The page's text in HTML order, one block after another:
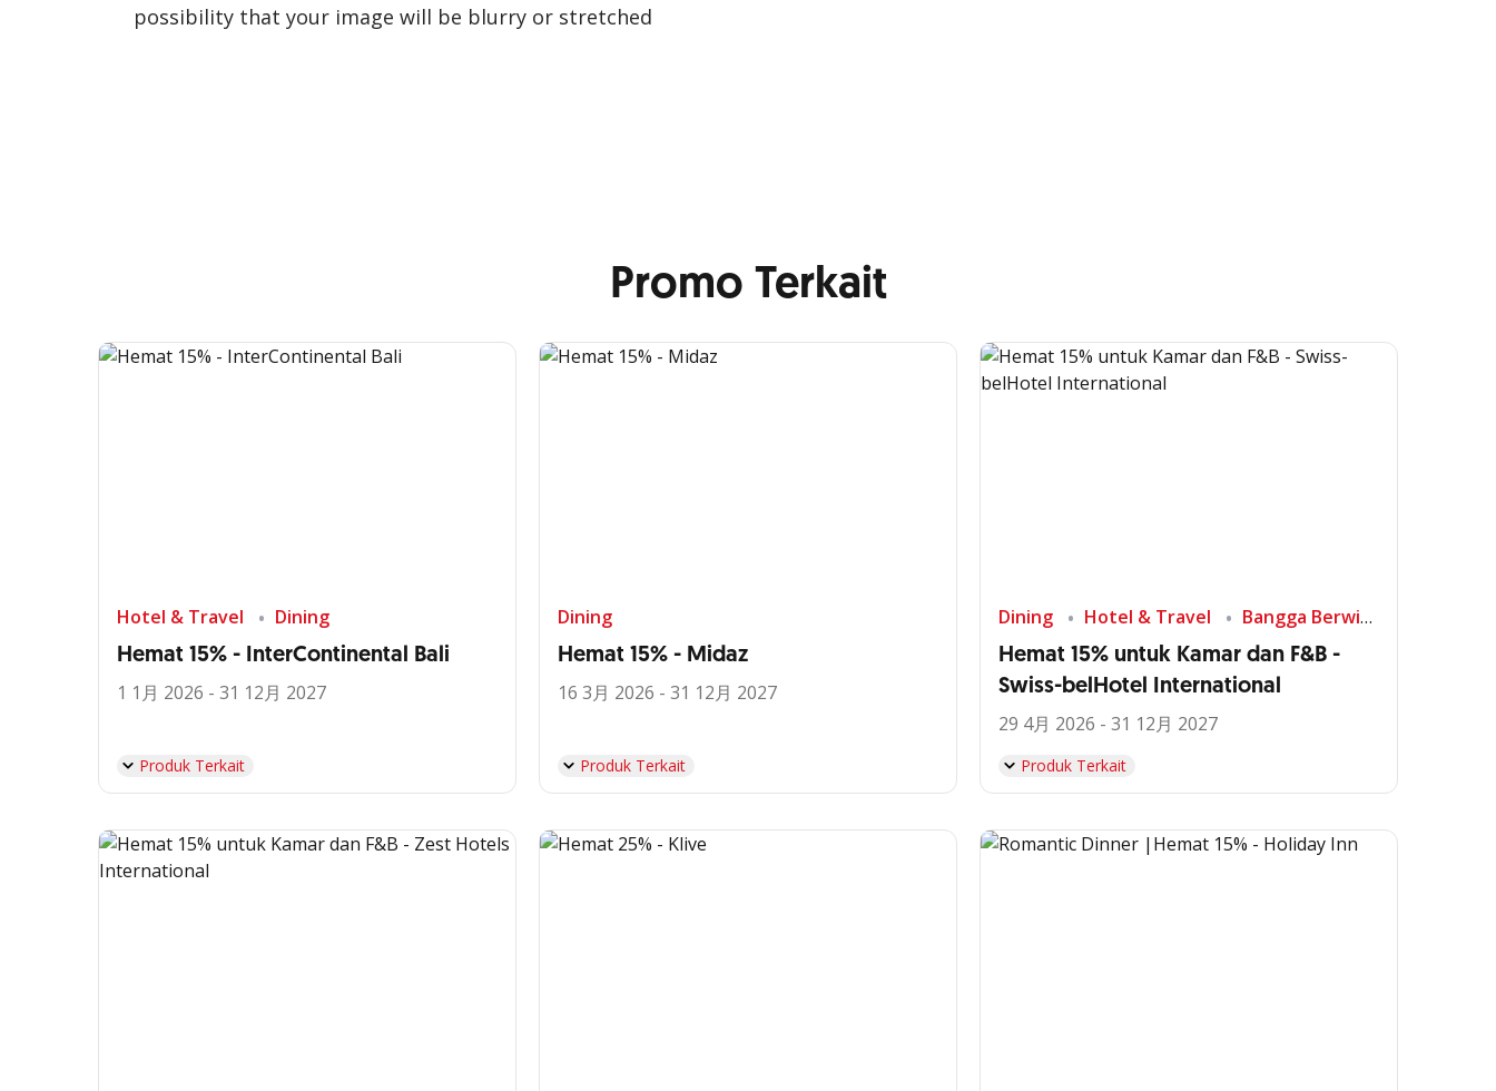
possibility that your image will be blurry or stretched
Promo Terkait
Hotel & Travel Dining
Hemat 15% - InterContinental Bali
1 1月 2026 - 31 12月 2027
Produk Terkait
Dining
Hemat 15% - Midaz
16 3月 2026 - 31 12月 2027
Produk Terkait
Dining Hotel & Travel Bangga Berwisata di Indonesia
Hemat 15% untuk Kamar dan F&B -
Swiss-belHotel International
29 4月 2026 - 31 12月 2027
Produk Terkait